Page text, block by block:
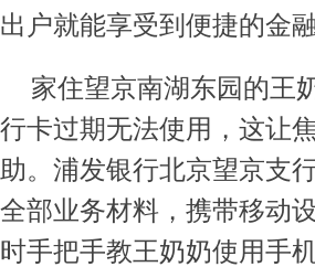
出户就能享受到便捷的金融
家住望京南湖东园的王
行卡过期无法使用，这让
助。浦发银行北京望京支
全部业务材料，携带移动
时手把手教王奶奶使用手